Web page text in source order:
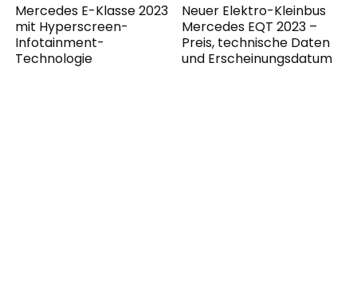
Mercedes E-Klasse 2023
mit Hyperscreen-
Infotainment-
Technologie
Neuer Elektro-Kleinbus
Mercedes EQT 2023 –
Preis, technische Daten
und Erscheinungsdatum